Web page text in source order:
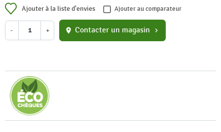
Ajouter à la liste d'envies Ajouter au comparateur
- + location_on Contacter un magasin chevron_right